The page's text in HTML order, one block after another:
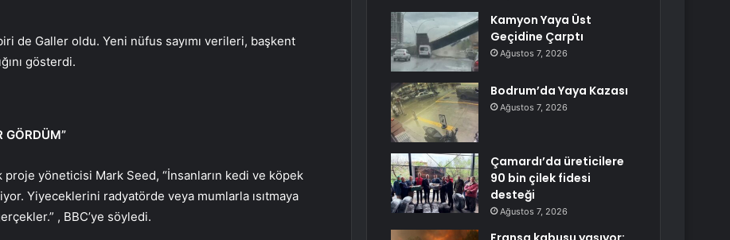
de Galler oldu. Yeni nüfus sayımı verileri, başkent
gösterdi.
GÖRDÜM”
yöneticisi Mark Seed, “İnsanların kedi ve köpek
Yiyeceklerini radyatörde veya mumlarla ısıtmaya
, BBC’ye söyledi.
Kamyon Yaya Üst
Geçidine Çarptı
Ağustos 7, 2026
Bodrum’da Yaya Kazası
Ağustos 7, 2026
Çamardı’da üreticilere
90 bin çilek fidesi
desteği
Ağustos 7, 2026